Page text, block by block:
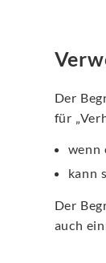
Der
für
wenn
kann
Der
auch